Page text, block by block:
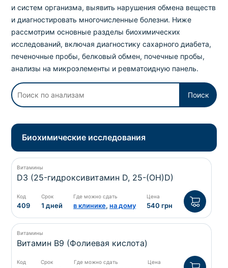
и систем организма, выявить нарушения обмена веществ
и диагностировать многочисленные болезни. Ниже
рассмотрим основные разделы биохимических
исследований, включая диагностику сахарного диабета,
печеночные пробы, белковый обмен, почечные пробы,
анализы на микроэлементы и ревматоидную панель.
Поиск
Биохимические исследования
Витамины
D3 (25-гидроксивитамин D, 25-(OH)D)
Код
409
Срок
1 дней
Где можно сдать
в клинике, на дому
Цена
540 грн
Витамины
Витамин B9 (Фолиевая кислота)
Код Срок Где можно сдать Цена
Попередній запис на дослідження не
потрібний. Виняток становлять мазки та
зіскрібки. Взяття біоматеріалу для них
виконує лікар – необхідийзапись к
специалисту.
Сохранить
Номер телефона*